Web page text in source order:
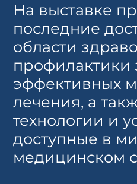
На выставке
последние
области
профилактики
эффективных
лечения, а
технологии и
доступные в
медицинском